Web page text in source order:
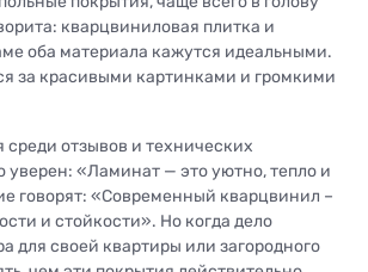
кварцвиниловая плитка и
оба материала кажутся идеальными.
за красивыми картинками и громкими
среди отзывов и технических
уверен: «Ламинат — это уютно, тепло и
говорят: «Современный кварцвинил –
и стойкости». Но когда дело
для своей квартиры или загородного